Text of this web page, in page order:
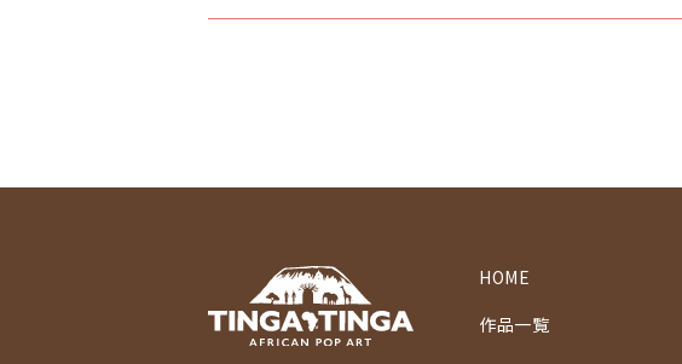
HOME
作品一覧